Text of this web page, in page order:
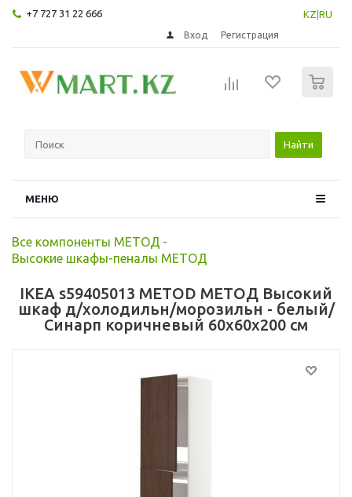
+7 727 31 22 666 KZ RU
Вход Регистрация
Найти
МЕНЮ
Все компоненты МЕТОД -
Высокие шкафы-пеналы МЕТОД
IKEA s59405013 METOD МЕТОД Высокий
шкаф д/холодильн/морозильн - белый/
Синарп коричневый 60x60x200 см